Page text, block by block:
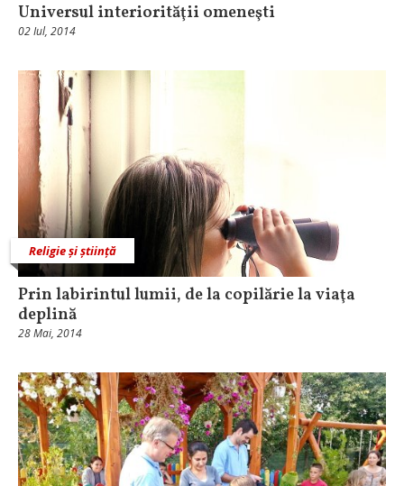
Universul interiorităţii omeneşti
02 Iul, 2014
Religie și știință
Prin labirintul lumii, de la copilărie la viaţa
deplină
28 Mai, 2014